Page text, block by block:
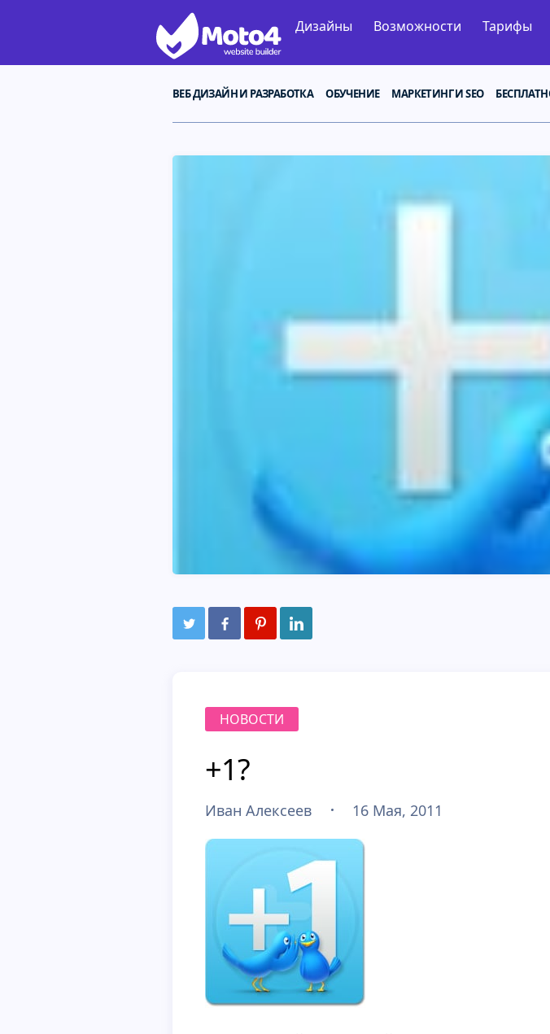
Дизайны Возможности Тарифы
ВЕБ ДИЗАЙН И РАЗРАБОТКА ОБУЧЕНИЕ МАРКЕТИНГ И SEO
НОВОСТИ
+1?
Иван Алексеев 16 Мая, 2011